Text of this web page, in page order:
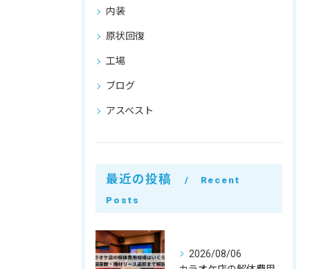
内装
原状回復
工場
ブログ
アスベスト
最近の投稿
Recent
Posts
2026/08/06